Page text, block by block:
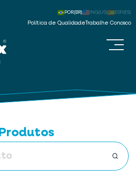
Política de Qualidade Trabalhe Conosco
POR(BR) ING(US) ESP(ES)
Produtos